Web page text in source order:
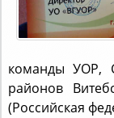
команды
районов
(Российская